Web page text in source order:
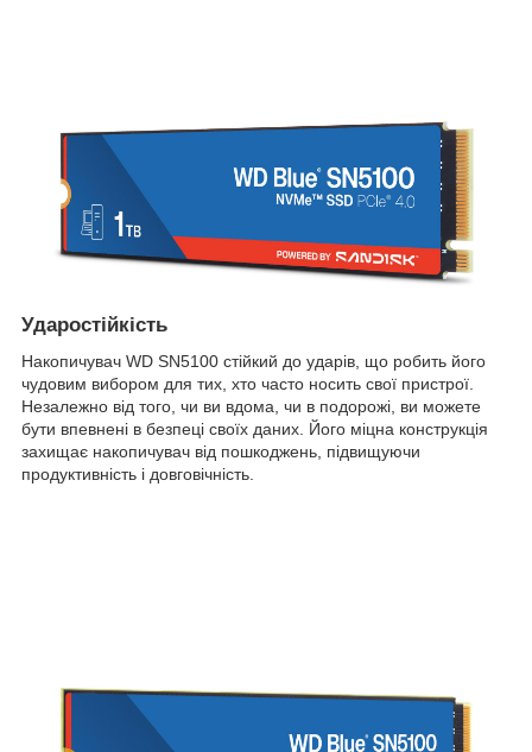
Ударостійкість
Накопичувач WD SN5100 стійкий до ударів, що робить його
чудовим вибором для тих, хто часто носить свої пристрої.
Незалежно від того, чи ви вдома, чи в подорожі, ви можете
бути впевнені в безпеці своїх даних. Його міцна конструкція
захищає накопичувач від пошкоджень, підвищуючи
продуктивність і довговічність.